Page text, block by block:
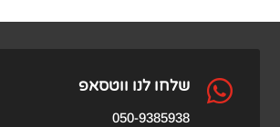
 שלחו לנו ווטסאפ
050-9385938